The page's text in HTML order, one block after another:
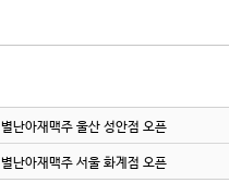
별난아재맥주 울산 성안점 오픈
별난아재맥주 서울 화계점 오픈